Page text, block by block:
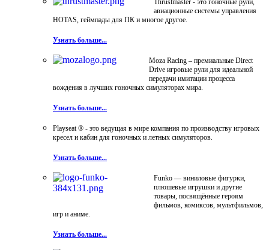
Thrustmaster - это гоночные рули,
авиационные системы управления
HOTAS, геймпады для ПК и многое другое.
Узнать больше...
Moza Racing – премиальные Direct
Drive игровые рули для идеальной
передачи имитации процесса
вождения в лучших гоночных симуляторах мира.
Узнать больше...
Playseat ® - это ведущая в мире компания по производству игровых
кресел и кабин для гоночных и летных симуляторов.
Узнать больше...
Funko — виниловые фигурки,
плюшевые игрушки и другие
товары, посвящённые героям
фильмов, комиксов, мультфильмов,
игр и аниме.
Узнать больше...